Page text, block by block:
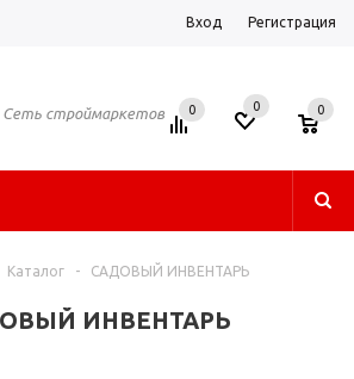
Вход Регистрация
Сеть строймаркетов 0 0 0
Каталог - САДОВЫЙ ИНВЕНТАРЬ
ИНВЕНТАРЬ